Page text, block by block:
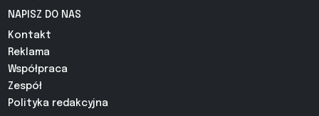
NAPISZ DO NAS
Kontakt
Reklama
Współpraca
Zespół
Polityka redakcyjna